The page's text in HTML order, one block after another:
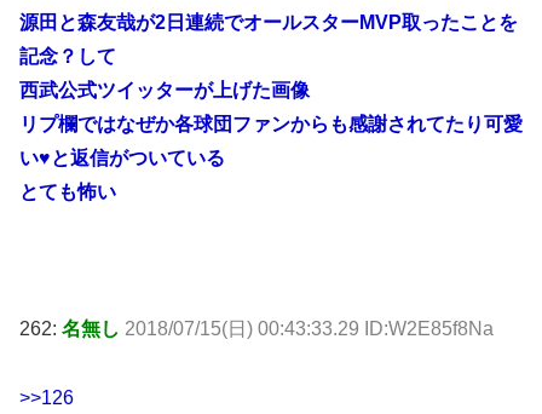
源田と森友哉が2日連続でオールスターMVP取ったことを
記念？して
西武公式ツイッターが上げた画像
リプ欄ではなぜか各球団ファンからも感謝されてたり可愛
い♥と返信がついている
とても怖い
262: 名無し 2018/07/15(日) 00:43:33.29 ID:W2E85f8Na
>>126